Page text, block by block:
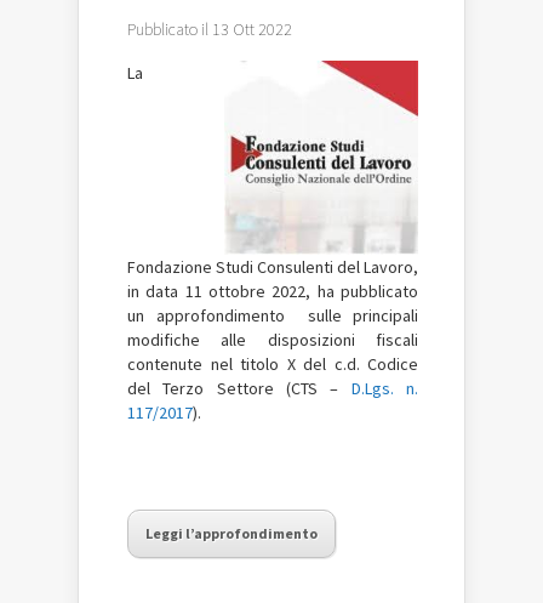
Pubblicato il 13 Ott 2022
La
Fondazione Studi Consulenti del Lavoro,
in data 11 ottobre 2022, ha pubblicato
un approfondimento sulle principali
modifichealle disposizioni
fiscali
contenute nel titolo X del c.d. Codice
del Terzo Settore (CTS – D.Lgs.
n.
117/2017).
Leggi l’approfondimento